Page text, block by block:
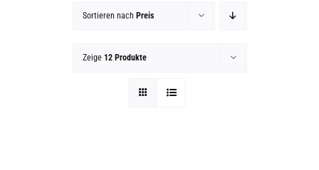
Sortieren nach Preis
Zeige 12 Produkte